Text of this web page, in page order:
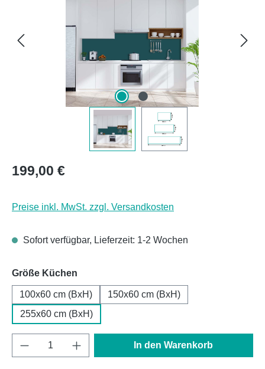
Regulärer Preis:
199,00 €
Preise inkl. MwSt. zzgl. Versandkosten
Sofort verfügbar, Lieferzeit: 1-2 Wochen
Größe Küchen
100x60 cm (BxH)
150x60 cm (BxH)
255x60 cm (BxH)
Produkt Anzahl: Gib den gewünschten
In den Warenkorb